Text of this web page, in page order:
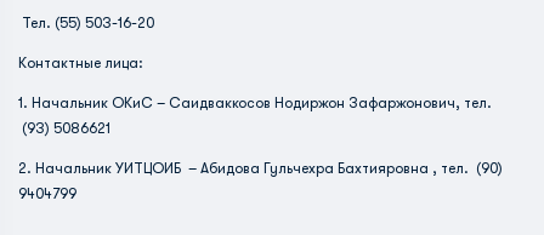
Тел. (55) 503-16-20
Контактные лица:
1. Начальник ОКиС – Саидваккосов Нодиржон Зафаржонович, тел.
(93) 5086621
2. Начальник УИТЦОИБ – Абидова Гульчехра Бахтияровна , тел. (90)
9404799